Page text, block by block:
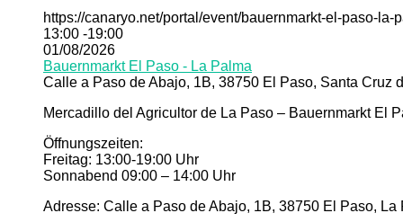
https://canaryo.net/portal/event/bauernmarkt-el-paso-la-
13:00 -19:00
01/08/2026
Bauernmarkt El Paso - La Palma
Calle a Paso de Abajo, 1B, 38750 El Paso, Santa Cruz
Mercadillo del Agricultor de La Paso – Bauernmarkt El
Öffnungszeiten:
Freitag: 13:00-19:00 Uhr
Sonnabend 09:00 – 14:00 Uhr
Adresse: Calle a Paso de Abajo, 1B, 38750 El Paso,